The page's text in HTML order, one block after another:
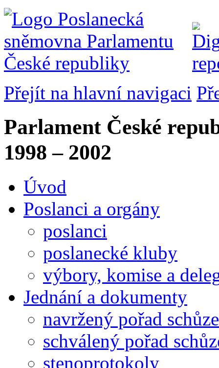
Přejít na hlavní navigaci
Parlament České
1998 – 2002
Úvod
Poslanci a orgány
poslanci
poslanecké kluby
výbory, komise a
Jednání a dokumenty
navržený pořad schůze
schválený pořad
stenoprotokoly